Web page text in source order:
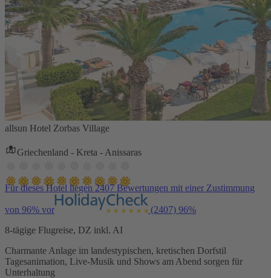
allsun Hotel Zorbas Village
Griechenland - Kreta - Anissaras
Für dieses Hotel liegen 2407 Bewertungen mit einer Zustimmung
von 96% vor (2407) 96%
8-tägige Flugreise, DZ inkl. AI
Charmante Anlage im landestypischen, kretischen Dorfstil
Tagesanimation, Live-Musik und Shows am Abend sorgen für
Unterhaltung